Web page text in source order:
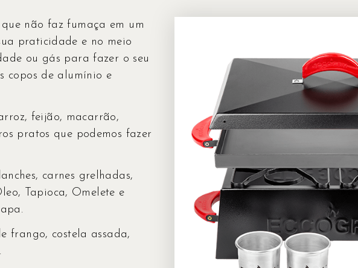
não faz fumaça em um
praticidade e no meio
ou gás para fazer o seu
copos de alumínio e
feijão, macarrão,
pratos que podemos fazer
carnes grelhadas,
Tapioca, Omelete e
frango, costela assada,